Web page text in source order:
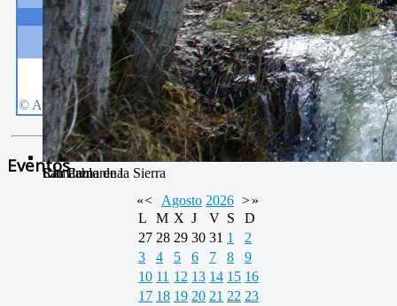
Camarena de la Sierra
San Pablo
Río Camarena
Eventos
«< Agosto 2026 >»
L
M X J V S
D
27 28 29 30 31 1
2
3
4 5 6 7 8
9
10 11 12 13 14 15 16
17 18 19 20 21 22 23